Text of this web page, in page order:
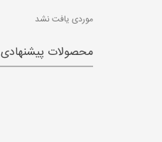
موردی یافت نشد
محصولات پیشنهادی